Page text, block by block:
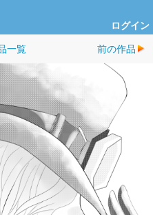
ログイン
一覧 前の作品